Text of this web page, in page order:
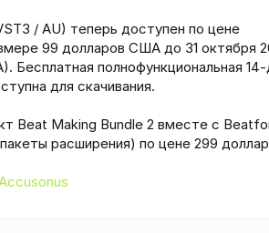
/ AU) теперь доступен по цене
99 долларов США до 31 октября
Бесплатная полнофункциональная 14-
для скачивания.
Beat Making Bundle 2 вместе с
расширения) по цене 299